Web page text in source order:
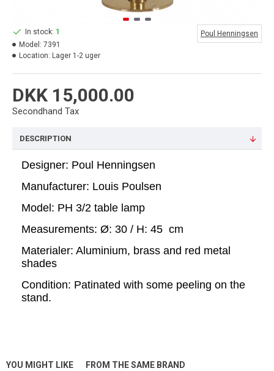
DKK 15,000.00
Secondhand Tax
In stock: 1
Model: 7391
Location: Lager 1-2 uger
Poul Henningsen
DESCRIPTION
Designer: Poul Henningsen
Manufacturer: Louis Poulsen
Model: PH 3/2 table lamp
Measurements: Ø: 30 / H: 45 cm
Materialer: Aluminium, brass and red metal
shades
Condition: Patinated with some peeling on the
stand.
YOU MIGHT LIKE FROM THE SAME BRAND